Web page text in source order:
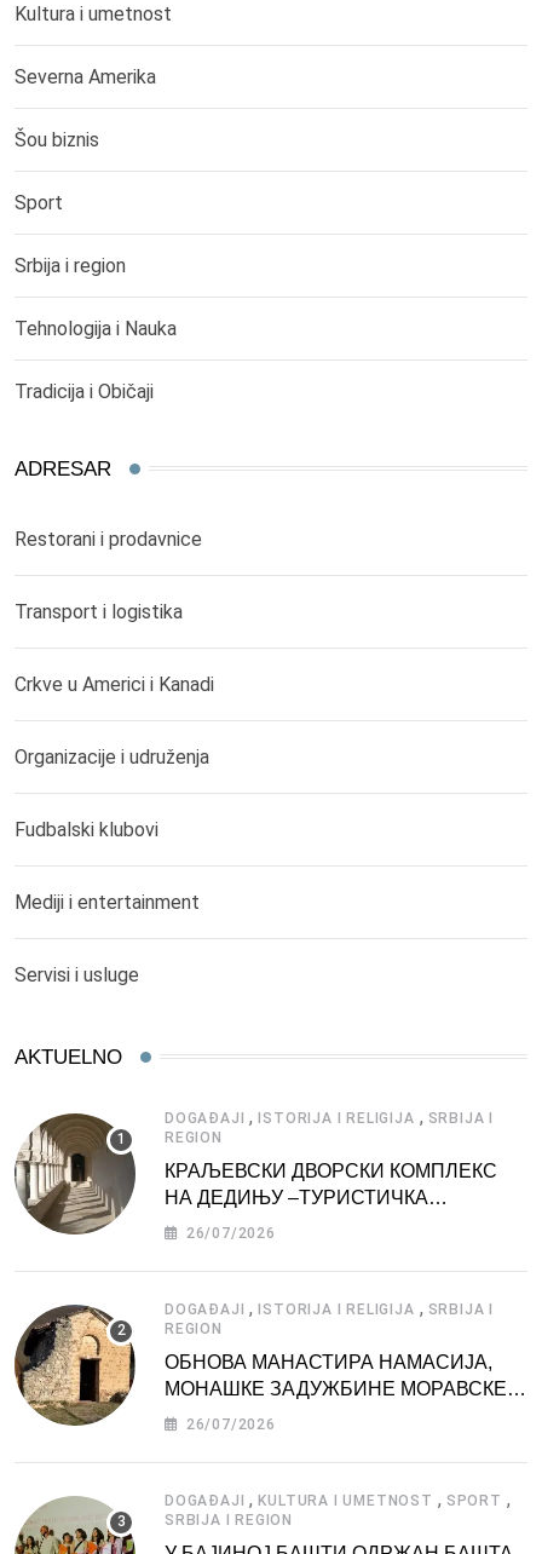
Kultura i umetnost
Severna Amerika
Šou biznis
Sport
Srbija i region
Tehnologija i Nauka
Tradicija i Običaji
ADRESAR
Restorani i prodavnice
Transport i logistika
Crkve u Americi i Kanadi
Organizacije i udruženja
Fudbalski klubovi
Mediji i entertainment
Servisi i usluge
AKTUELNO
DOGAĐAJI ,ISTORIJA I RELIGIJA , SRBIJA I
REGION
КРАЉЕВСКИ ДВОРСКИ КОМПЛЕКС
НА ДЕДИЊУ –ТУРИСТИЧКА
АТРАКЦИЈА
26/07/2026
DOGAĐAJI ,ISTORIJA I RELIGIJA , SRBIJA I
REGION
ОБНОВА МАНАСТИРА НАМАСИЈА,
МОНАШКЕ ЗАДУЖБИНЕ МОРАВСКЕ
СРБИЈЕ
26/07/2026
DOGAĐAJI ,KULTURA I UMETNOST , SPORT ,
SRBIJA I REGION